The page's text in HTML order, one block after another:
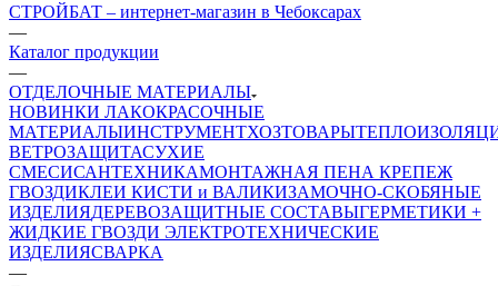
СТРОЙБАТ – интернет-магазин в Чебоксарах
—
Каталог продукции
—
ОТДЕЛОЧНЫЕ МАТЕРИАЛЫ
НОВИНКИ ЛАКОКРАСОЧНЫЕ
МАТЕРИАЛЫИНСТРУМЕНТХОЗТОВАРЫ
ВЕТРОЗАЩИТАСУХИЕ
СМЕСИСАНТЕХНИКАМОНТАЖНАЯ ПЕНА КРЕПЕЖ
ГВОЗДИКЛЕИ КИСТИ и ВАЛИКИЗАМОЧНО-СКОБЯНЫЕ
ИЗДЕЛИЯДЕРЕВОЗАЩИТНЫЕ СОСТАВЫГЕРМЕТИКИ +
ЖИДКИЕ ГВОЗДИ ЭЛЕКТРОТЕХНИЧЕСКИЕ
ИЗДЕЛИЯСВАРКА
—